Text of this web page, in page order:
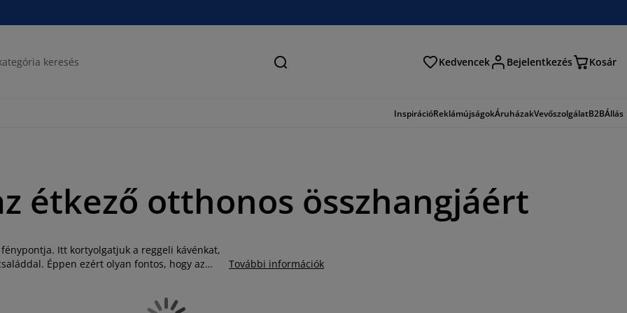
Keresés Kedvencek Bejelentkezés Kosár
InspirációReklámújságokÁruházakVevőszolgálatB2BÁllás
étkező otthonos összhangjáért
Itt kortyolgatjuk a reggeli kávénkat,
Éppen ezért olyan fontos, hogy az
remek étkezőgarnitúrákat kínál Önnek, ennek
További információk